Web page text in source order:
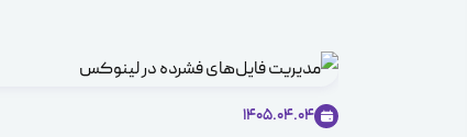
1405.04.04